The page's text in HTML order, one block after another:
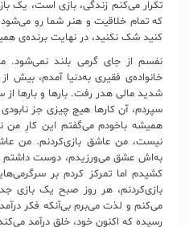
تکرار می‌کنم زندگی، بازی است، یک
که تمام خلاقیت و هنر شما رو
کنید شک نکنید، در نهایت برنده‌ی
نفسم از جای گرمی بلند نمی‌شود.
خانواده‌ی فقیری به‌دنیا آمدم، بیش
شدید مالی هدر رفت. بارها و بارها
سپردم، آن کارها هیچ چیزی جز
همیشه باخودم می‌گفتم این کارِ
نیست، من عاشق بازی‌کردنم. من
به‌اش عشق می‌ورزیدم، دوست داشتم
کشیدم اما تمرکز کردم بر
بازی‌کردنم، هر روز صبح یک بازی
می‌کنم و لذت می‌برم بی‌آنکه فکر
رسیده که اکنون خود، خلق درآمد